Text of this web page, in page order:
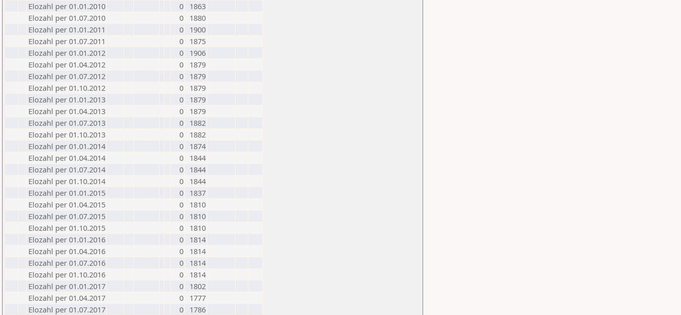
Elozahl per 01.01.2010
0
1863
Elozahl per 01.07.2010
0
1880
Elozahl per 01.01.2011
0
1900
Elozahl per 01.07.2011
0
1875
Elozahl per 01.01.2012
0
1906
Elozahl per 01.04.2012
0
1879
Elozahl per 01.07.2012
0
1879
Elozahl per 01.10.2012
0
1879
Elozahl per 01.01.2013
0
1879
Elozahl per 01.04.2013
0
1879
Elozahl per 01.07.2013
0
1882
Elozahl per 01.10.2013
0
1882
Elozahl per 01.01.2014
0
1874
Elozahl per 01.04.2014
0
1844
Elozahl per 01.07.2014
0
1844
Elozahl per 01.10.2014
0
1844
Elozahl per 01.01.2015
0
1837
Elozahl per 01.04.2015
0
1810
Elozahl per 01.07.2015
0
1810
Elozahl per 01.10.2015
0
1810
Elozahl per 01.01.2016
0
1814
Elozahl per 01.04.2016
0
1814
Elozahl per 01.07.2016
0
1814
Elozahl per 01.10.2016
0
1814
Elozahl per 01.01.2017
0
1802
Elozahl per 01.04.2017
0
1777
Elozahl per 01.07.2017
0
1786